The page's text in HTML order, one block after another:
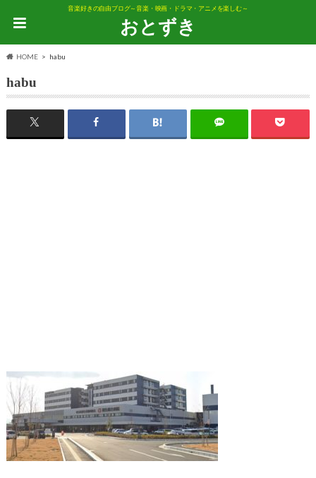
音楽好きの自由ブログ～音楽・映画・ドラマ・アニメを楽しむ～
おとずき
HOME habu
habu